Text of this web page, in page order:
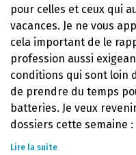
pour celles et ceux qui
vacances. Je ne vous
cela important de le
profession aussi
conditions qui sont loin
de prendre du temps
batteries. Je veux
dossiers cette semaine :
Lire la suite